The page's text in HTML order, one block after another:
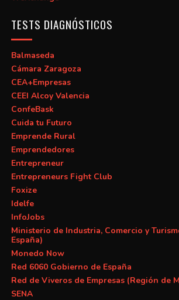
TESTS DIAGNÓSTICOS
Balmaseda
Cámara Zaragoza
CEA+Empresas
CEEI Alcoy Valencia
ConfeBask
Cuida tu Futuro
Emprende Rural
Emprendedores
Entrepreneur
Entrepreneurs Fight Club
Foxize
Idelfe
InfoJobs
Ministerio de Industria, Comercio y
España)
Monedo Now
Red 6060 Gobierno de España
Red de Viveros de Empresas (Región de
SENA